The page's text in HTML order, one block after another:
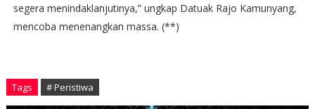
segera menindaklanjutinya,” ungkap Datuak Rajo Kamunyang,
mencoba menenangkan massa. (**)
Tags # Peristiwa